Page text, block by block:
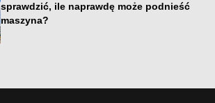
sprawdzić, ile naprawdę może podnieść
maszyna?